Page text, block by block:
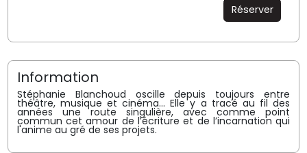
Réserver
Information
Stéphanie Blanchoud oscille depuis toujours entre
théâtre, musique et cinéma… Elle y a tracé au fil des
années une route singulière, avec comme point
commun cet amour de l’écriture et de l’incarnation qui
l'anime au gré de ses projets.